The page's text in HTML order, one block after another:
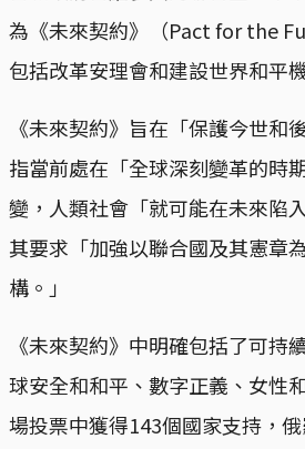
為《未來契約》（Pact for the
包括改革安理會和建設世界和平
《未來契約》旨在「保護今世和
指當前處在「全球深刻變革的時
變，人類社會「就可能在未來陷
其要求「加強以聯合國及其憲章
構。」
《未來契約》中明確包括了可持
球安全和和平、數字正義、女性
場投票中獲得143個國家支持，